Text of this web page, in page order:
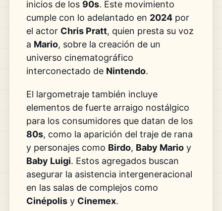
inicios de los 90s. Este movimiento
cumple con lo adelantado en 2024por
el actor Chris Pratt, quien presta su voz
a Mario, sobre la creación de un
universo cinematográfico
interconectado de Nintendo.
El largometraje también incluye
elementos de fuerte arraigo nostálgico
para los consumidores que datan de los
80s, como la aparición del traje de rana
y personajes como Birdo, Baby Marioy
Baby Luigi. Estos agregados buscan
asegurar la asistencia intergeneracional
en las salas de complejos como
Cinépolisy Cinemex.